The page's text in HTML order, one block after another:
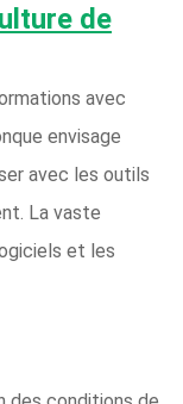
de
avec
envisage
avec les outils
La vaste
et les